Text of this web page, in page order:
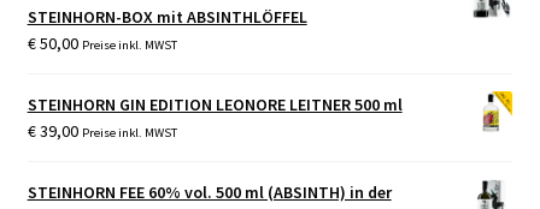
STEINHORN-BOX mit ABSINTHLÖFFEL
€50,00 Preise inkl. MWST
STEINHORN GIN EDITION LEONORE LEITNER 500 ml
€39,00 Preise inkl. MWST
STEINHORN FEE 60% vol. 500 ml (ABSINTH) in der